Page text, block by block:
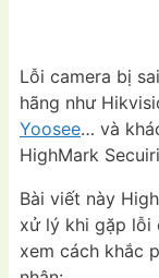
Lỗi camera bị
hãng như
Yoosee… và
HighMark
Bài viết này
xử lý khi gặp lỗi
xem cách khắc